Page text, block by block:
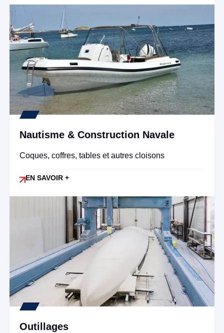
Nautisme & Construction Navale
Coques, coffres, tables et autres cloisons
EN SAVOIR +
Outillages